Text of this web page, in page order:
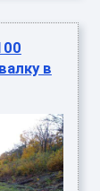
в